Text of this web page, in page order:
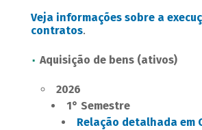
Veja informações sobre a
contratos.
Aquisição de bens (ativos)
2026
1° Semestre
Relação detalhada em